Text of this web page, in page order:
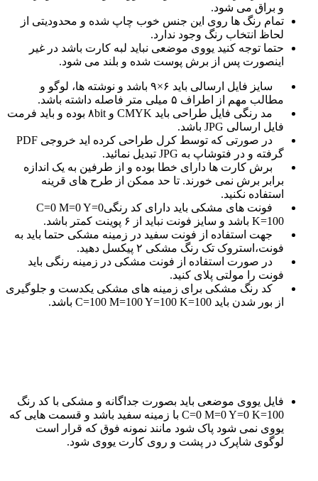
و براق می شود.
تمام رنگ ها روی این جنس خوب چاپ شده و محدودیتی از
لحاظ انتخاب رنگ وجود ندارد.
حتما توجه کنید یووی موضعی نباید لبه کارت باشد در غیر
اینصورت پس از برش پوست شده و بلند می شود.
سایز فایل ارسالی باید ۶×۹ باشد و نوشته ها، لوگو و
مطالب مهم از اطراف ۵ میلی متر فاصله داشته باشد.
مد رنگی فایل طراحی باید CMYK و ۸bit بوده و باید فرمت
فایل ارسالی JPG باشد.
در صورتی که توسط کرل طراحی کرده اید خروجی PDF
گرفته و در فتوشاپ به JPG تبدیل نمائید.
برش کارت ها دارای خطا بوده و از طرفین به یک اندازه
برابر برش نمی خورند. تا حد ممکن از طرح های قرینه
استفاده نکنید.
فونت های مشکی باید دارای کد رنگیC=0 M=0 Y=0
K=100 باشد و سایز فونت نباید از ۶ پوینت کمتر باشد.
جهت استفاده از فونت سفید در زمینه مشکی حتما باید به
فونت،استروک تک رنگ مشکی ۲ پیکسل دهید.
در صورت استفاده از فونت مشکی در زمینه رنگی باید
فونت را مولتی پلای کنید.
کد رنگ مشکی برای زمینه های مشکی یکدست و جلوگیری
از بور شدن باید C=100 M=100 Y=100 K=100 باشد.
فایل یووی موضعی باید بصورت جداگانه و مشکی با کد رنگ
C=0 M=0 Y=0 K=100 با زمینه سفید باشد و قسمت هایی که
یووی نمی شود پاک شود مانند نمونه فوق که قرار است
لوگوی شاپرک در پشت و روی کارت یووی شود.